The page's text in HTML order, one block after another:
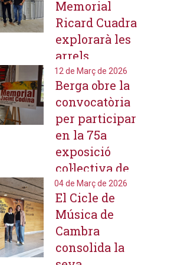
discogràfic
d'Elena Gadel
Memorial
Ricard Cuadra
explorarà les
arrels
populars de la
música de la
Patum amb el
grup Flowk
12 de Març de 2026
Berga obre la
convocatòria
per participar
en la 75a
exposició
col·lectiva de
pintura
Memorial
Jacint Codina
04 de Març de 2026
El Cicle de
Música de
Cambra
consolida la